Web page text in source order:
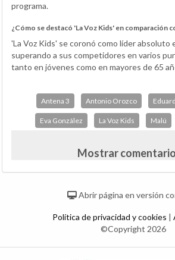
programa.
¿Cómo se destacó 'La Voz Kids' en comparación
'La Voz Kids' se coronó como líder absoluto
superando a sus competidores en varios
tanto en jóvenes como en mayores de 65
Antena 3 Antonio Orozco
Eva González La Voz Kids Malú
Mostrar
Abrir página en versión
Política de privacidad y cookies |
©Copyright 2026